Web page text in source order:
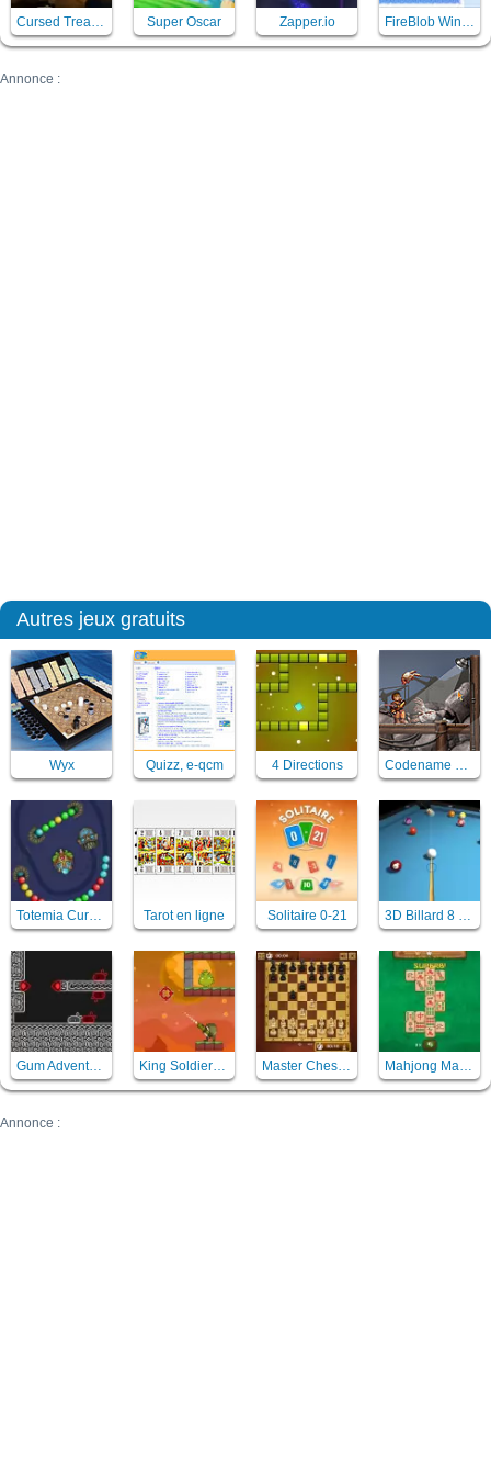
Cursed Treasure Super Oscar Zapper.io FireBlob Winter
Autres jeux gratuits
Wyx Quizz, e-qcm 4 Directions Codename Gordon
Totemia Cursed Marbles Tarot en ligne Solitaire 0-21 3D Billard 8 ball pool
Gum Adventures King Soldiers 2 Master Chess (Echec) Mahjong Master 2